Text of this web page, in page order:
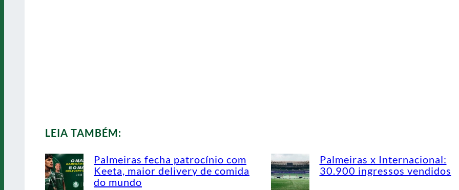
LEIA TAMBÉM:
Palmeiras fecha patrocínio com
Keeta, maior delivery de comida
do mundo
Palmeiras x Internacional:
30.900 ingressos vendidos